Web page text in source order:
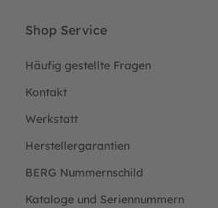
Shop Service
Häufig gestellte Fragen
Kontakt
Werkstatt
Herstellergarantien
BERG Nummernschild
Kataloge und Seriennummern